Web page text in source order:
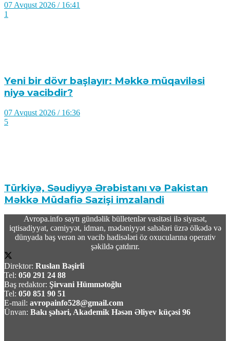
07 Avqust 2026 / 16:41
1
Yeni bir dövr başlayır: Məkkə müqaviləsi
niyə vacibdir?
07 Avqust 2026 / 16:36
5
Türkiyə, Səudiyyə Ərəbistanı və Pakistan
Məkkə Müdafiə Sazişi imzalandi
07 Avqust 2026 / 16:20
18
Rusiyada Azərbaycan əsilli idmançıya hökm
oxundu
Avropa.info saytı gündəlik bülletenlər vasitəsi ilə siyasət,
iqtisadiyyat, cəmiyyət, idman, mədəniyyət sahələri üzrə ölkədə və
dünyada baş verən ən vacib hadisələri öz oxucularına operativ
şəkildə çatdırır.
Direktor: Ruslan Bəşirli
Tel: 050 291 24 88
Baş redaktor: Şirvani Hümmətoğlu
Tel: 050 851 90 51
E-mail: avropainfo528@gmail.com
Ünvan: Bakı şəhəri, Akademik Həsən Əliyev küçəsi 96